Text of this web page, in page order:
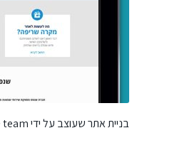
בניית אתר שעוצב על ידי plan b creative team